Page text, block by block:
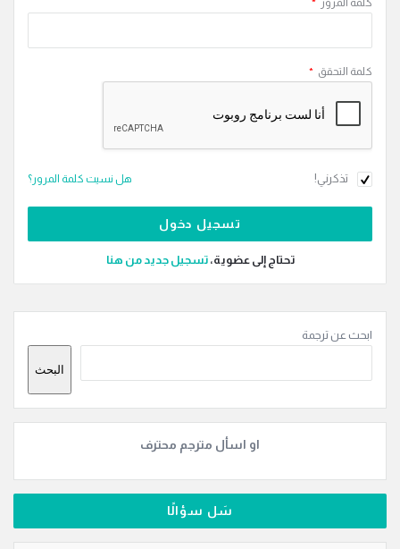
كلمة المرور *
كلمة التحقق *
تذكرني! هل نسيت كلمة المرور؟
تحتاج إلى عضوية،‫تسجيل جديد من هنا
الجانبية
ابحث عن ترجمة
البحث
او اسأل مترجم محترف
سَل سؤالًا